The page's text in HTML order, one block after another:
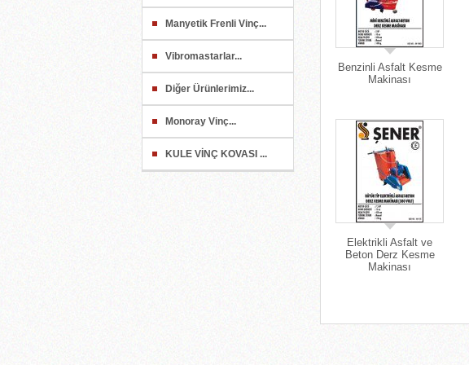
Manyetik Frenli Vinç...
Vibromastarlar...
Diğer Ürünlerimiz...
Monoray Vinç...
KULE VİNÇ KOVASI ...
Benzinli Asfalt Kesme
Makinası
Elektrikli Asfalt ve
Beton Derz Kesme
Makinası